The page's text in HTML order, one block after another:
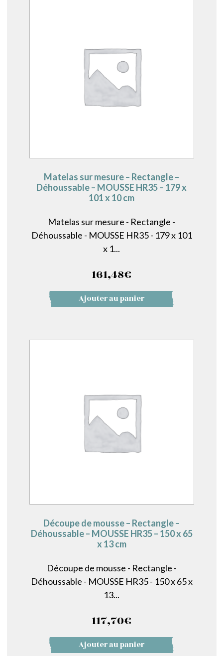
Matelas sur mesure – Rectangle –
Déhoussable – MOUSSE HR35 – 179 x
101 x 10 cm
Matelas sur mesure - Rectangle -
Déhoussable - MOUSSE HR35 - 179 x 101
x 1...
161,48€
Ajouter au panier
Découpe de mousse – Rectangle –
Déhoussable – MOUSSE HR35 – 150 x 65
x 13 cm
Découpe de mousse - Rectangle -
Déhoussable - MOUSSE HR35 - 150 x 65 x
13...
117,70€
Ajouter au panier